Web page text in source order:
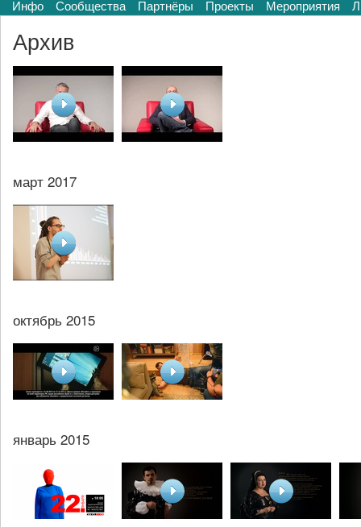
Инфо Сообщества Партнёры Проекты Мероприятия
Архив
март 2017
октябрь 2015
январь 2015